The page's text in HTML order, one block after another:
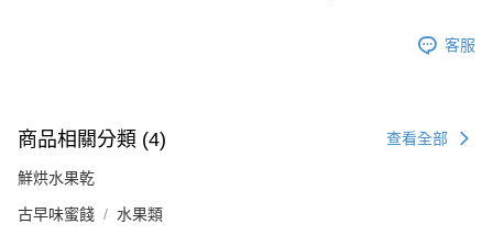
客服
商品相關分類 (4) 查看全部
鮮烘水果乾
古早味蜜餞 水果類